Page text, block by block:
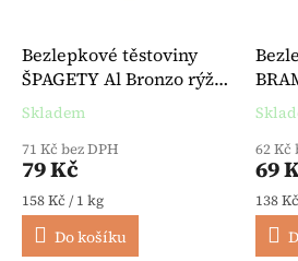
Bezlepkové těstoviny
ŠPAGETY Al Bronzo rýže
kukuřice 500 g -
Průměrné hodnocení produktu je 5,0 z
Skladem
71 Kč bez DPH
79 Kč
Měrná cena:
158 Kč / 1 kg
Do košíku
62 Kč
69
138